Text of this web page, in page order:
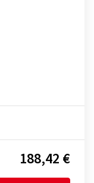
188,42 €